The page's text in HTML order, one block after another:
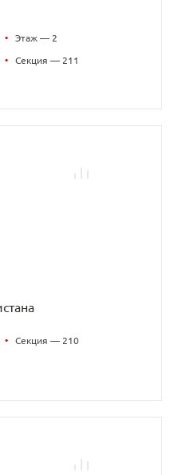
• Этаж — 2
• Секция — 211
• Секция — 210